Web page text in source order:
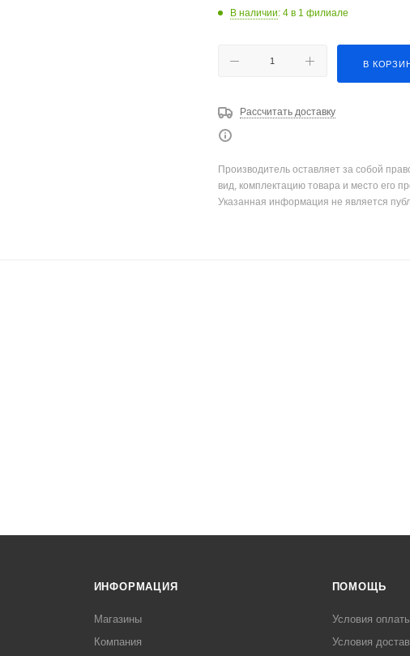
В наличии: 4 в 1 филиале
В
Рассчитать доставку
Производитель оставляет за собой
вид, комплектацию товара и место его
Указанная информация не является
ИНФОРМАЦИЯ
Магазины
Компания
ПОМОЩЬ
Условия
Условия